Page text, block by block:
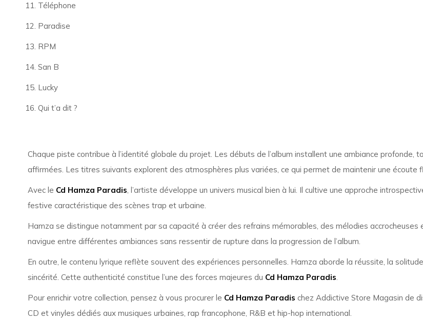
Téléphone
Paradise
RPM
San B
Lucky
Qui t’a dit ?
Chaque piste contribue à l’identité globale du projet. Les débuts de l’album installent une ambiance
affirmées. Les titres suivants explorent des atmosphères plus variées, ce qui permet de maintenir une écoute
Avec le Cd Hamza Paradis, l’artiste développe un univers musical bien à lui. Il cultive une approche
festive caractéristique des scènes trap et urbaine.
Hamza se distingue notamment par sa capacité à créer des refrains mémorables, des mélodies
navigue entre différentes ambiances sans ressentir de rupture dans la progression de l’album.
En outre, le contenu lyrique reflète souvent des expériences personnelles. Hamza aborde la réussite, la
sincérité. Cette authenticité constitue l’une des forces majeures du Cd Hamza Paradis.
Pour enrichir votre collection, pensez à vous procurer le Cd Hamza Paradis chez Addictive Store Magasin de
CD et vinyles dédiés aux musiques urbaines, rap francophone, R&B et hip-hop international.